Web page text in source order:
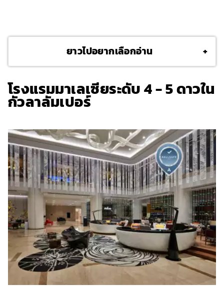
ยาวไปอยากเลือกอ่าน +
โรงแรมมาเลเซียระดับ 4 - 5 ดาวใน
กัวลาลัมเปอร์